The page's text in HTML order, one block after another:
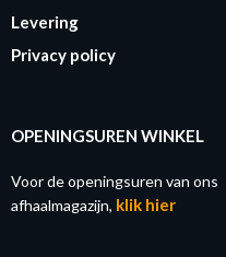
Levering
Privacy policy
OPENINGSUREN WINKEL
Voor de openingsuren van ons
afhaalmagazijn, klik hier